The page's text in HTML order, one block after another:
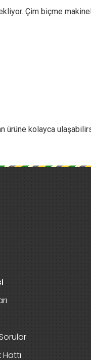
Çim biçme
ürüne kolayca